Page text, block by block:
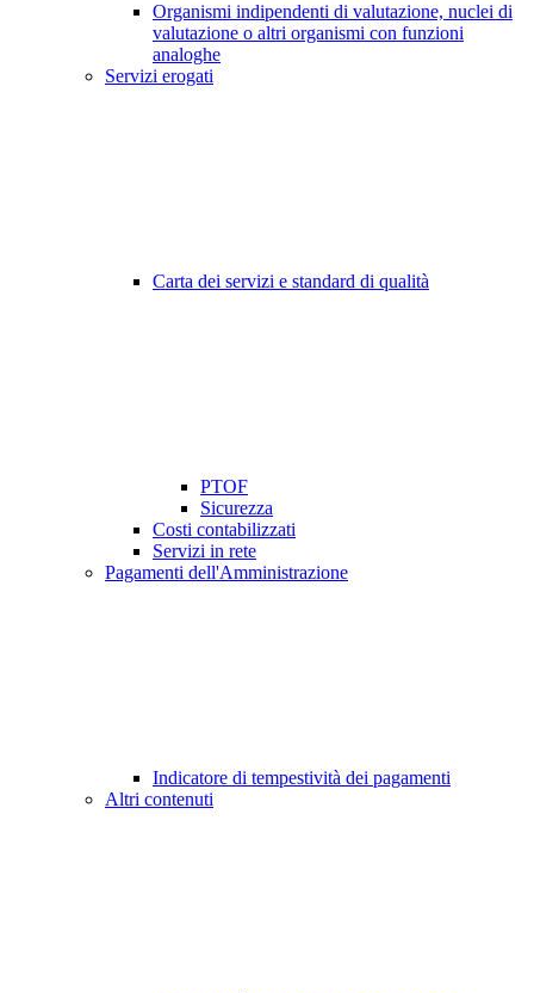
Organismi indipendenti di valutazione, nuclei di
valutazione o altri organismi con funzioni
analoghe
Servizi erogati
Carta dei servizi e standard di qualità
PTOF
Sicurezza
Costi contabilizzati
Servizi in rete
Pagamenti dell'Amministrazione
Indicatore di tempestività dei pagamenti
Altri contenuti